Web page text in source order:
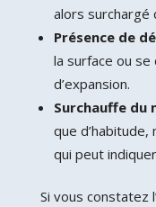
alors surchargé
Présence de
la surface ou
d’expansion.
Surchauffe du
que
qui peut
Si vous constatez